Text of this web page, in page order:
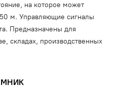
на которое может
50 м. Управляющие сигналы
Предназначены для
складах, производственных